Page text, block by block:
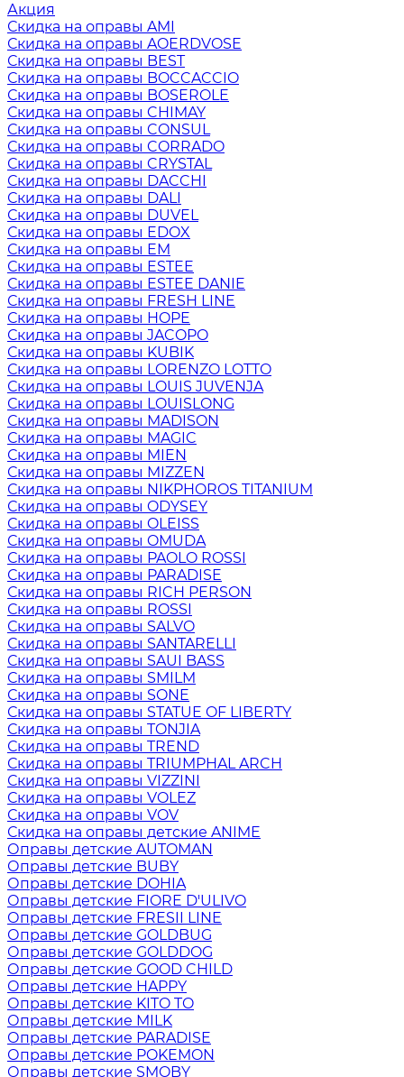
Акция
Скидка на оправы AMI
Скидка на оправы AOERDVOSE
Скидка на оправы BEST
Скидка на оправы BOCCACCIO
Скидка на оправы BOSEROLE
Скидка на оправы CHIMAY
Скидка на оправы CONSUL
Скидка на оправы CORRADO
Скидка на оправы CRYSTAL
Скидка на оправы DACCHI
Скидка на оправы DALI
Скидка на оправы DUVEL
Скидка на оправы EDOX
Скидка на оправы EM
Скидка на оправы ESTEE
Скидка на оправы ESTEE DANIE
Скидка на оправы FRESH LINE
Скидка на оправы HOPE
Скидка на оправы JACOPO
Скидка на оправы KUBIK
Скидка на оправы LORENZO LOTTO
Скидка на оправы LOUIS JUVENJA
Скидка на оправы LOUISLONG
Скидка на оправы MADISON
Скидка на оправы MAGIC
Скидка на оправы MIEN
Скидка на оправы MIZZEN
Скидка на оправы NIKPHOROS TITANIUM
Скидка на оправы ODYSEY
Скидка на оправы OLEISS
Скидка на оправы OMUDA
Скидка на оправы PAOLO ROSSI
Скидка на оправы PARADISE
Скидка на оправы RICH PERSON
Скидка на оправы ROSSI
Скидка на оправы SALVO
Скидка на оправы SANTARELLI
Скидка на оправы SAUI BASS
Скидка на оправы SMILM
Скидка на оправы SONE
Скидка на оправы STATUE OF LIBERTY
Скидка на оправы TONJIA
Скидка на оправы TREND
Скидка на оправы TRIUMPHAL ARCH
Скидка на оправы VIZZINI
Скидка на оправы VOLEZ
Скидка на оправы VOV
Скидка на оправы детские ANIME
Оправы детские AUTOMAN
Оправы детские BUBY
Оправы детские DOHIA
Оправы детские FIORE D'ULIVO
Оправы детские FRESII LINE
Оправы детские GOLDBUG
Оправы детские GOLDDOG
Оправы детские GOOD CHILD
Оправы детские HAPPY
Оправы детские KITO TO
Оправы детские MILK
Оправы детские PARADISE
Оправы детские POKEMON
Оправы детские SMOBY